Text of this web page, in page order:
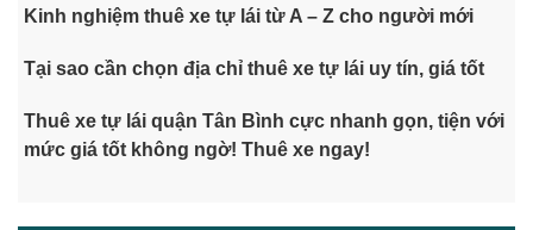
Kinh nghiệm thuê xe tự lái từ A – Z cho người mới
Tại sao cần chọn địa chỉ thuê xe tự lái uy tín, giá tốt
Thuê xe tự lái quận Tân Bình cực nhanh gọn, tiện với
mức giá tốt không ngờ! Thuê xe ngay!